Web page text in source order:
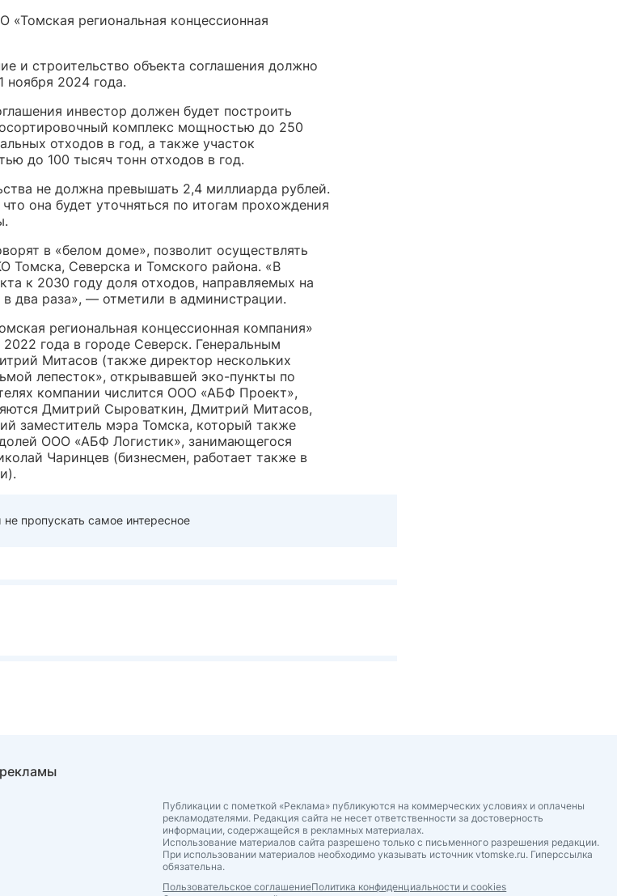
региональная концессионная
и строительство объекта соглашения должно
ноября 2024 года.
инвестор должен будет построить
комплекс мощностью до 250
отходов в год, а также участок
до 100 тысяч тонн отходов в год.
не должна превышать 2,4 миллиарда рублей.
она будет уточняться по итогам прохождения
в «белом доме», позволит осуществлять
Томска, Северска и Томского района. «В
к 2030 году доля отходов, направляемых на
в два раза», — отметили в администрации.
региональная концессионная компания»
2022 года в городе Северск. Генеральным
Митасов (также директор нескольких
лепесток», открывавшей эко-пункты по
компании числится ООО «АБФ Проект»,
Дмитрий Сыроваткин, Дмитрий Митасов,
заместитель мэра Томска, который также
ООО «АБФ Логистик», занимающегося
Чаринцев (бизнесмен, работает также в
не пропускать самое интересное
Публикации с пометкой «Реклама» публикуются на коммерческих условиях и оплачены
рекламодателями. Редакция сайта не несет ответственности за достоверность
информации, содержащейся в рекламных материалах.
Использование материалов сайта разрешено только с письменного разрешения редакции.
При использовании материалов необходимо указывать источник vtomske.ru. Гиперссылка
обязательна.
Пользовательское соглашениеПолитика конфиденциальности и cookies